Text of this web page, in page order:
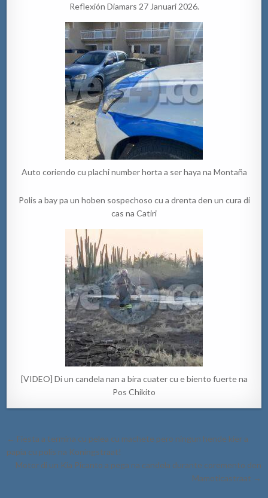
Reflexión Diamars 27 Januari 2026.
Auto coriendo cu plachi number horta a ser haya na Montaña
Polis a bay pa un hoben sospechoso cu a drenta den un cura di
cas na Catiri
[VIDEO] Di un candela nan a bira cuater cu e biento fuerte na
Pos Chikito
Post
navigation
← Fiesta a termina cu pelea cu machete pero ningun hende kier a
papia cu polis na Koningstraat!
Motor di un Kia Picanto a pega na candela durante coremento den
Mamoticastraat →